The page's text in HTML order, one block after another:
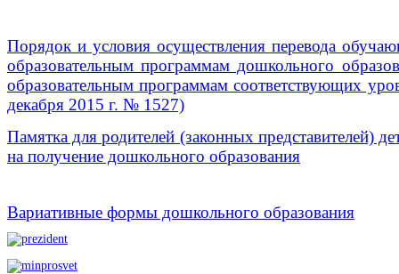
Порядок и условия осуществления перевода
образовательным программам дошкольного
образовательным программам соответствующих
декабря 2015 г. № 1527)
Памятка для родителей (законных представителей)
на получение дошкольного образования
Вариативные формы дошкольного образования